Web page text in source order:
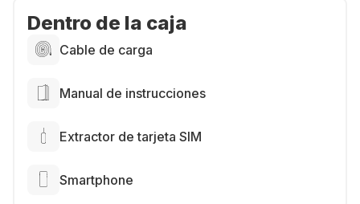
Dentro de la caja
Cable de carga
Manual de instrucciones
Extractor de tarjeta SIM
Smartphone